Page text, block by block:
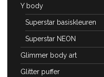
Y body
Superstar basiskleuren
Superstar NEON
Glimmer body art
Glitter puffer